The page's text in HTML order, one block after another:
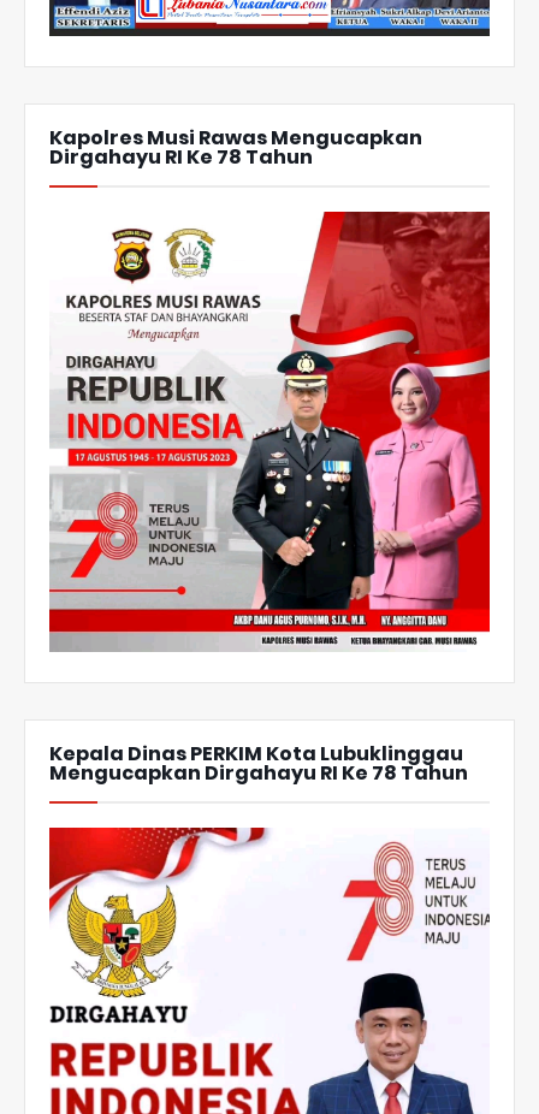
Kapolres Musi Rawas Mengucapkan
Dirgahayu RI Ke 78 Tahun
Kepala Dinas PERKIM Kota Lubuklinggau
Mengucapkan Dirgahayu RI Ke 78 Tahun